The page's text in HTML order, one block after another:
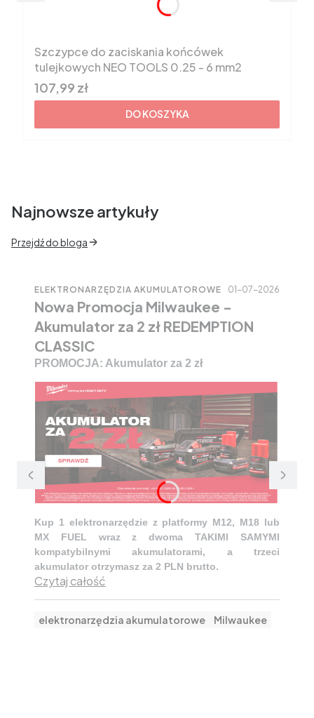
Szczypce do zaciskania końcówek
tulejkowych NEO TOOLS 0.25 - 6 mm2
Cena brutto
107,99 zł
DO KOSZYKA
Najnowsze artykuły
Przejdź do bloga
ELEKTRONARZĘDZIA AKUMULATOROWE 01-07-2026
Nowa Promocja Milwaukee -
Akumulator za 2 zł REDEMPTION
CLASSIC
PROMOCJA: Akumulator za 2 zł
Kup 1 elektronarzędzie z platformy M12, M18 lub
MX FUEL wraz z dwoma TAKIMI SAMYMI
kompatybilnymi akumulatorami, a trzeci
akumulator otrzymasz za 2 PLN brutto.
Czytaj całość
elektronarzędzia akumulatorowe Milwaukee